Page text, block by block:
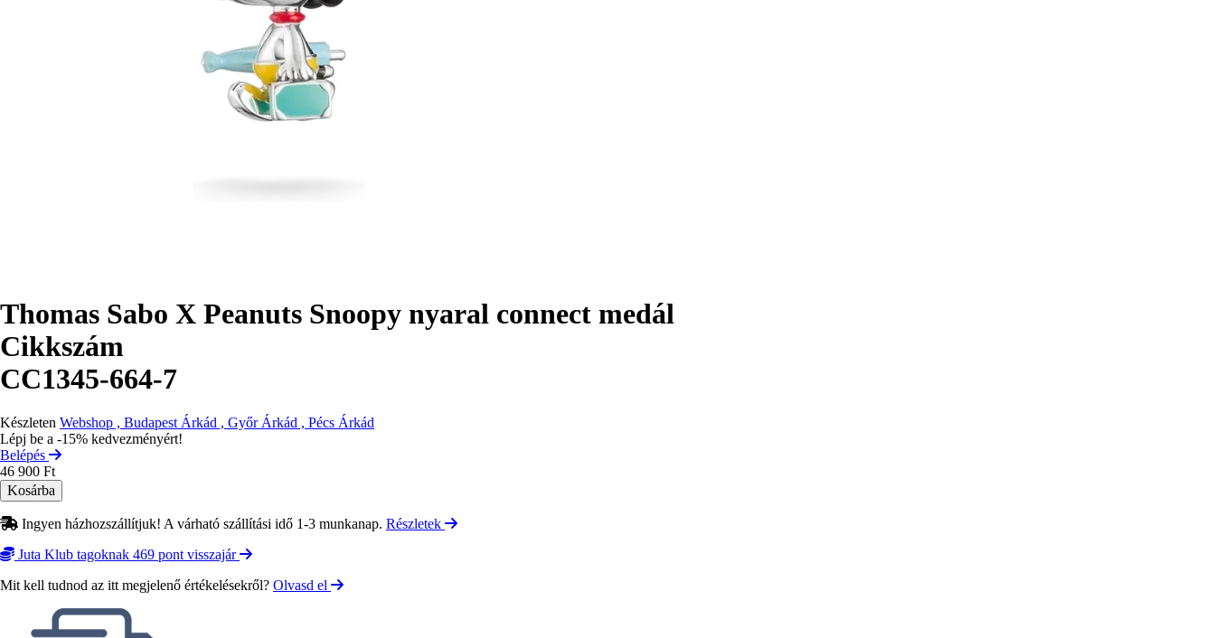
Thomas Sabo X Peanuts Snoopy nyaral connect medál
Cikkszám
CC1345-664-7
Készleten Webshop , Budapest Árkád , Győr Árkád , Pécs Árkád
Lépj be a -15% kedvezményért!
Belépés
46 900 Ft
Ingyen házhozszállítjuk! A várható szállítási idő 1-3 munkanap. Részletek
Juta Klub tagoknak 469 pont visszajár
Mit kell tudnod az itt megjelenő értékelésekről? Olvasd el